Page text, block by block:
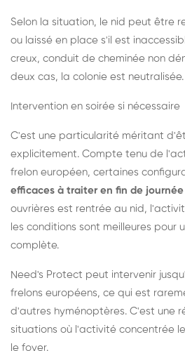
Selon la situation, le nid peut être
ou laissé en place s'il est
creux, conduit de cheminée non
deux cas, la colonie est neutralisée.
Intervention en soirée si nécessaire
C'est une particularité méritant
explicitement. Compte tenu de
frelon européen, certaines
efficaces à traiter en fin de journée
ouvrières est rentrée au nid,
les conditions sont meilleures pour
complète.
Need's Protect peut intervenir
frelons européens, ce qui est
d'autres hyménoptères. C'est une
situations où l'activité concentrée
le foyer.